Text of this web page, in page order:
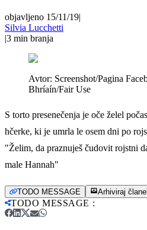
objavljeno 15/11/19|
Silvia Lucchetti
|3 min branja
Avtor: Screenshot/Pagina
Bhríaín/Fair Use
S torto presenečenja je oče želel
hčerke, ki je umrla le osem dni po
"Želim, da praznuješ čudovit rojstni
male Hannah"
TODO MESSAGE Arhiviraj
TODO MESSAGE :